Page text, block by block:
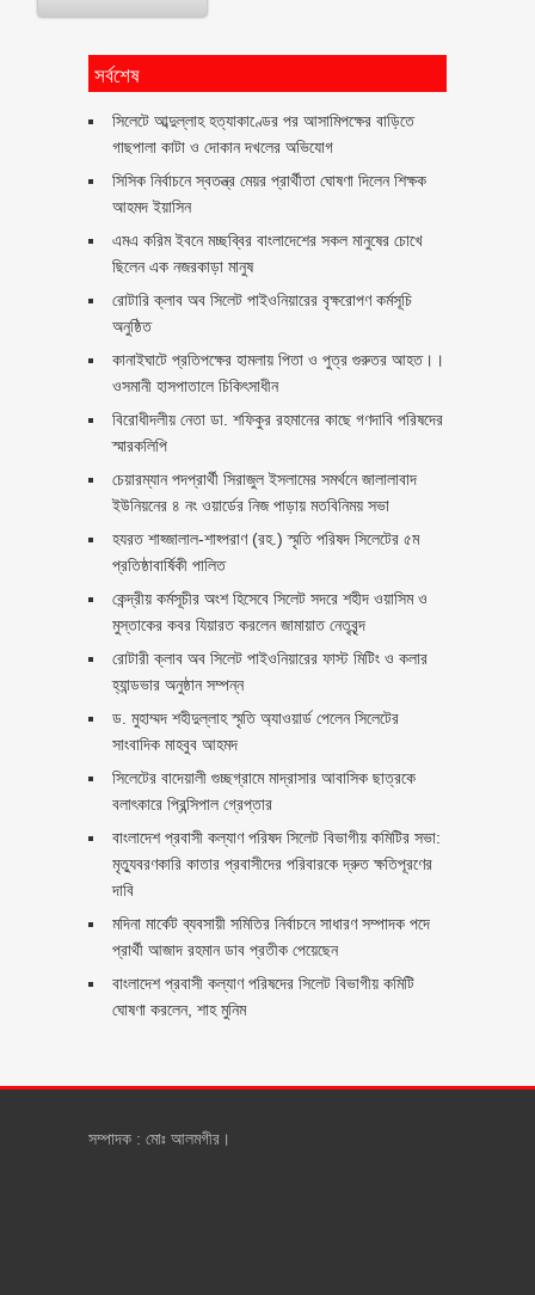
সর্বশেষ
সিলেটে আব্দুল্লাহ হত্যাকাণ্ডের পর আসামিপক্ষের বাড়িতে
গাছপালা কাটা ও দোকান দখলের অভিযোগ
সিসিক নির্বাচনে স্বতন্ত্র মেয়র প্রার্থীতা ঘোষণা দিলেন শিক্ষক
আহমদ ইয়াসিন
এমএ করিম ইবনে মচ্ছব্বির বাংলাদেশের সকল মানুষের চোখে
ছিলেন এক নজরকাড়া মানুষ ‎
রোটারি ক্লাব অব সিলেট পাইওনিয়ারের বৃক্ষরোপণ কর্মসূচি
অনুষ্ঠিত
কানাইঘাটে প্রতিপক্ষের হামলায় পিতা ও পুত্র গুরুতর আহত।।
ওসমানী হাসপাতালে চিকিৎসাধীন
বিরোধীদলীয় নেতা ডা. শফিকুর রহমানের কাছে গণদাবি পরিষদের
স্মারকলিপি ‎
চেয়ারম্যান পদপ্রার্থী সিরাজুল ইসলামের সমর্থনে জালালাবাদ
ইউনিয়নের ৪ নং ওয়ার্ডের নিজ পাড়ায় মতবিনিময় সভা
হযরত শাহ্জালাল-শাহ্পরাণ (রহ.) স্মৃতি পরিষদ সিলেটের ৫ম
প্রতিষ্ঠাবার্ষিকী পালিত ‎​
কেন্দ্রীয় কর্মসূচীর অংশ হিসেবে সিলেট সদরে শহীদ ওয়াসিম ও
মুস্তাকের কবর যিয়ারত করলেন জামায়াত নেতৃবৃন্দ ‎
রোটারী ক্লাব অব সিলেট পাইওনিয়ারের ফাস্ট মিটিং ও কলার
হ্যান্ডভার অনুষ্ঠান সম্পন্ন
ড. মুহাম্মদ শহীদুল্লাহ স্মৃতি অ্যাওয়ার্ড পেলেন সিলেটের
সাংবাদিক মাহবুব আহমদ
সিলেটের বাদেয়ালী গুচ্ছগ্রামে মাদ্রাসার আবাসিক ছাত্রকে
বলাৎকারে প্রিন্সিপাল গ্রেপ্তার ‎
বাংলাদেশ প্রবাসী কল্যাণ পরিষদ সিলেট বিভাগীয় কমিটির সভা:
মৃত্যুবরণকারি কাতার প্রবাসীদের পরিবারকে দ্রুত ক্ষতিপূরণের
দাবি
মদিনা মার্কেট ব্যবসায়ী সমিতির নির্বাচনে সাধারণ সম্পাদক পদে
প্রার্থী আজাদ রহমান ডাব প্রতীক পেয়েছেন ‎
‎বাংলাদেশ প্রবাসী কল্যাণ পরিষদের সিলেট বিভাগীয় কমিটি
ঘোষণা করলেন, শাহ মুনিম
সম্পাদক : মোঃ আলমগীর।